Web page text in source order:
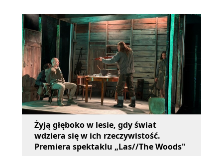
Żyją głęboko w lesie, gdy świat
wdziera się w ich rzeczywistość.
Premiera spektaklu „Las//The Woods"